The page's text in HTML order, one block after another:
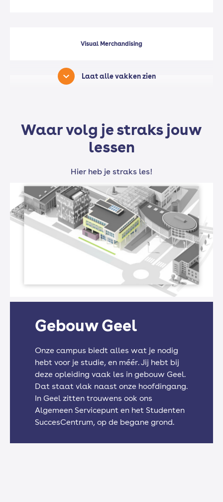
Visual Merchandising
Winkelconcepten
VACCM (Veiligheid, Arbo, Calamiteit, Criminaliteit & Milieu)
E-commerce
Engels
Nederlands
Rekenen
Sport (keuzeprogramma)
Laat alle vakken zien
Waar volg je straks jouw
lessen
Hier heb je straks les!
Gebouw Geel
Onze campus biedt alles wat je nodig
hebt voor je studie, en méér. Jij hebt bij
deze opleiding vaak les in gebouw Geel.
Dat staat vlak naast onze hoofdingang.
In Geel zitten trouwens ook ons
Algemeen Servicepunt en het Studenten
SuccesCentrum, op de begane grond.